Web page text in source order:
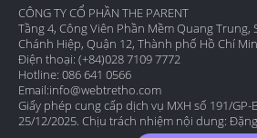
CÔNG TY CỔ PHẦN THE PARENT
Tầng 4, Công Viên Phần Mềm Quang Trung,
Chánh Hiệp, Quận 12, Thành phố Hồ Chí
Điện thoại: (+84)028 7109 7772
Hotline: 086 641 0566
Email:info@webtretho.com
Giấy phép cung cấp dịch vụ MXH số 191/GP-
25/12/2025. Chịu trách nhiệm nội dung: